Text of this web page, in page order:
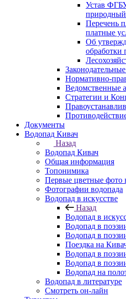
Устав
природный
Перечень
платные
Об
обработки
Нормативно-
Ведомственные
Стратегии и
Документы
Водопад Кивач
Назад
Водопад Кивач
Общая информация
Топонимика
Первые цветные фото
Фотографии водопада
Водопад в искусстве
Назад
Водопад в
Водопад в
Водопад в
Поездка на
Водопад в
Водопад в
Водопад на
Водопад в литературе
Смотреть он-лайн